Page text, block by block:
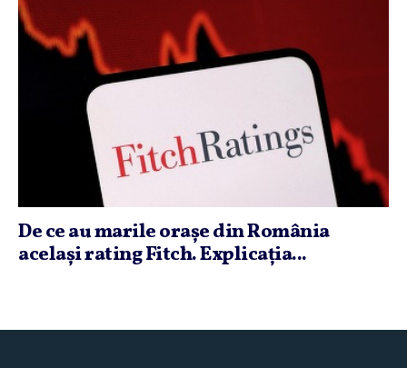
De ce au marile oraşe din România
acelaşi rating Fitch. Explicaţia...